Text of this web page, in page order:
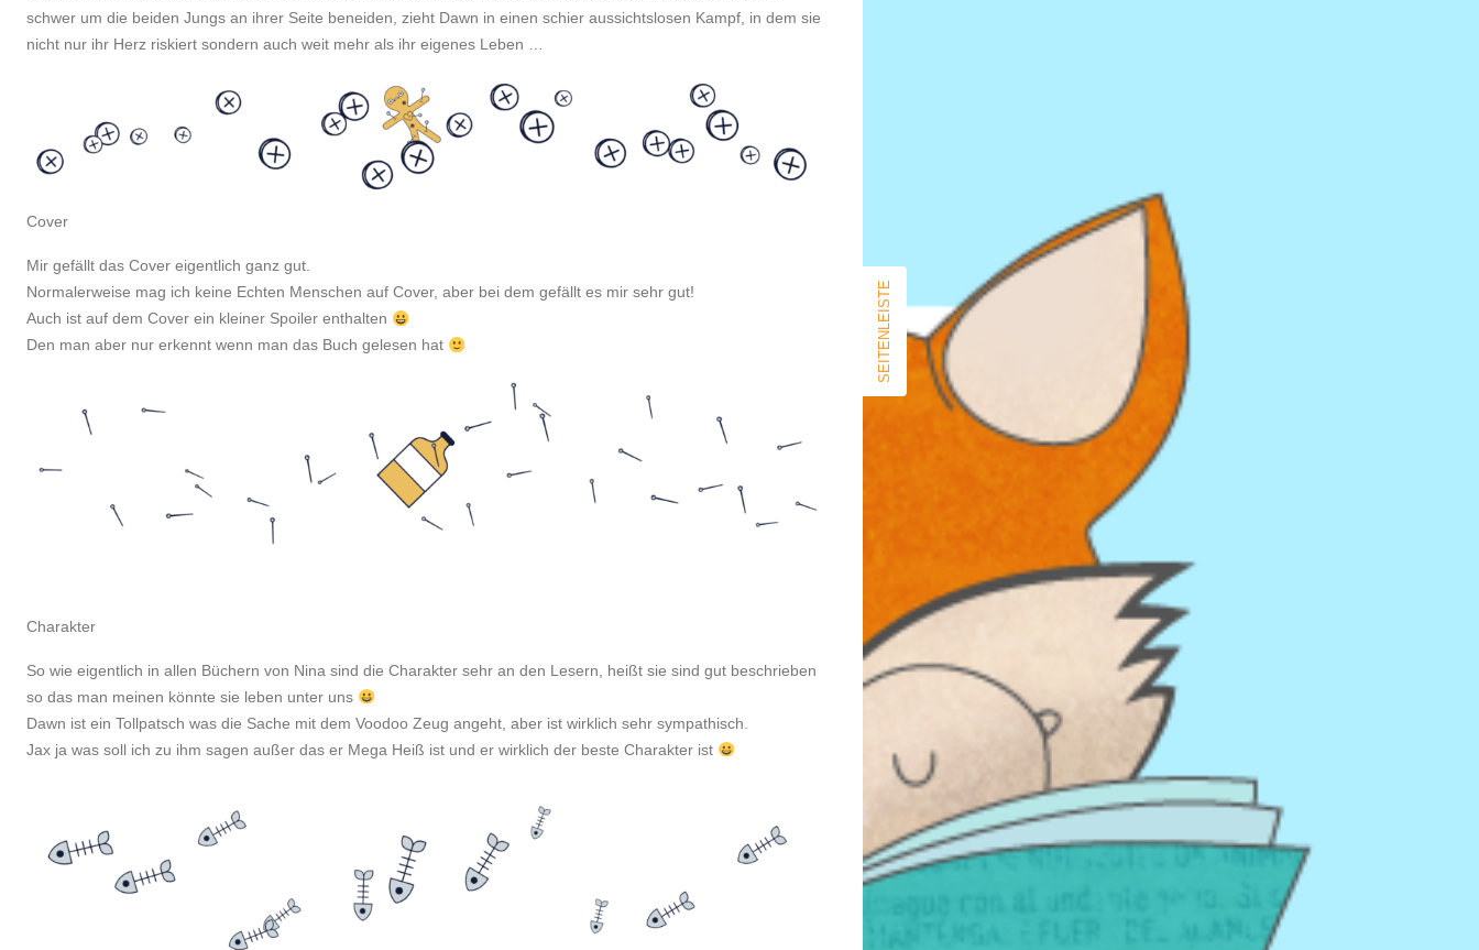
schwer um die beiden Jungs an ihrer Seite beneiden, zieht Dawn in einen schier aussichtslosen Kampf, in dem sie
nicht nur ihr Herz riskiert sondern auch weit mehr als ihr eigenes Leben …
Cover
Mir gefällt das Cover eigentlich ganz gut.
Normalerweise mag ich keine Echten Menschen auf Cover, aber bei dem gefällt es mir sehr gut!
Auch ist auf dem Cover ein kleiner Spoiler enthalten
Den man aber nur erkennt wenn man das Buch gelesen hat
Charakter
So wie eigentlich in allen Büchern von Nina sind die Charakter sehr an den Lesern, heißt sie sind gut beschrieben
so das man meinen könnte sie leben unter uns
Dawn ist ein Tollpatsch was die Sache mit dem Voodoo Zeug angeht, aber ist wirklich sehr sympathisch.
Jax ja was soll ich zu ihm sagen außer das er Mega Heiß ist und er wirklich der beste Charakter ist
SEITENLEISTE